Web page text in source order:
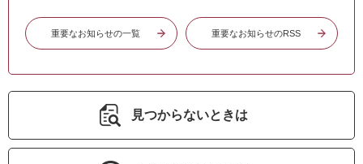
重要なお知らせの一覧 重要なお知らせのRSS
見つからないときは